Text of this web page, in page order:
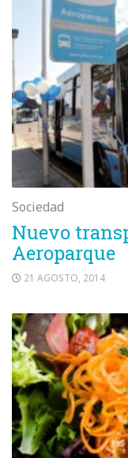
Sociedad
Nuevo
Aeroparque
21 AGOSTO, 2014